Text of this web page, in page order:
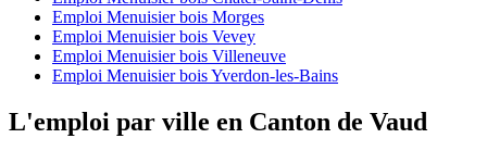
Emploi Menuisier bois Morges
Emploi Menuisier bois Vevey
Emploi Menuisier bois Villeneuve
Emploi Menuisier bois Yverdon-les-Bains
L'emploi par ville en Canton de Vaud